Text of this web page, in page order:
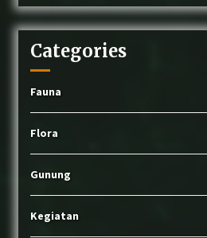
Categories
Fauna
Flora
Gunung
Kegiatan